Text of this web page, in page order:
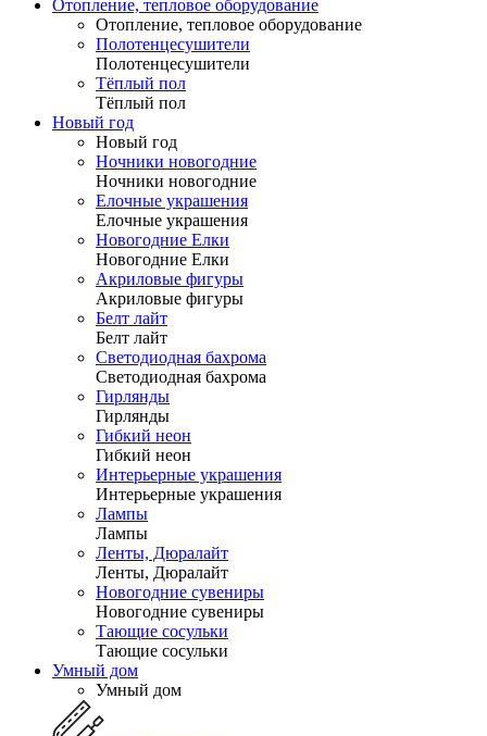
Отопление, тепловое оборудование
Отопление, тепловое оборудование
Полотенцесушители
Полотенцесушители
Тёплый пол
Тёплый пол
Новый год
Новый год
Ночники новогодние
Ночники новогодние
Елочные украшения
Елочные украшения
Новогодние Елки
Новогодние Елки
Акриловые фигуры
Акриловые фигуры
Белт лайт
Белт лайт
Светодиодная бахрома
Светодиодная бахрома
Гирлянды
Гирлянды
Гибкий неон
Гибкий неон
Интерьерные украшения
Интерьерные украшения
Лампы
Лампы
Ленты, Дюралайт
Ленты, Дюралайт
Новогодние сувениры
Новогодние сувениры
Тающие сосульки
Тающие сосульки
Умный дом
Умный дом